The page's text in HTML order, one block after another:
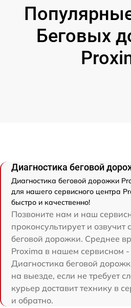
Беговых
Диагностика беговой
Диагностика беговой дорожки
для нашего сервисного центра
быстро и качественно!
Позвоните нам и наш
проконсультирует и озвучит
беговой дорожки. Среднее
Proxima в нашем сервисном -
Диагностика беговой
на выезде, если не требует
курьер доставит технику в
и обратно.